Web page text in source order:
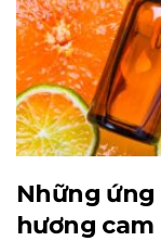
Những
hương cam